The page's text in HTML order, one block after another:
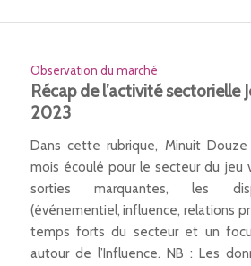
Observation du marché
Récap de l’activité sectorielle
2023
Dans cette rubrique, Minuit
mois écoulé pour le secteur du jeu
sorties marquantes, les
(événementiel, influence, relations
temps forts du secteur et un
autour de l’Influence. NB : Les